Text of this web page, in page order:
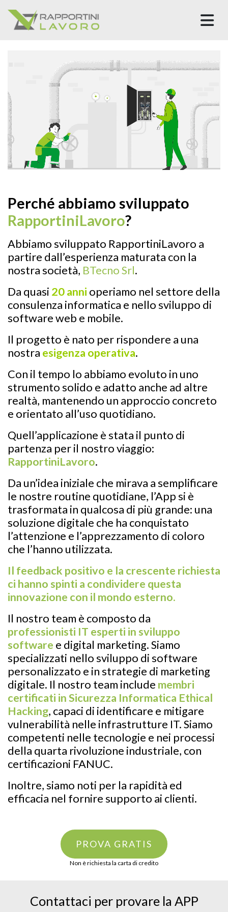
Perché abbiamo sviluppato
RapportiniLavoro?
Abbiamo sviluppato RapportiniLavoro a
partire dall’esperienza maturata con la
nostra società, BTecno Srl.
Da quasi 20 anni operiamo nel settore della
consulenza informatica e nello sviluppo di
software web e mobile.
Il progetto è nato per rispondere a una
nostra esigenza operativa.
Con il tempo lo abbiamo evoluto in uno
strumento solido e adatto anche ad altre
realtà, mantenendo un approccio concreto
e orientato all’uso quotidiano.
Quell’applicazione è stata il punto di
partenza per il nostro viaggio:
RapportiniLavoro.
Da un’idea iniziale che mirava a semplificare
le nostre routine quotidiane, l’App si è
trasformata in qualcosa di più grande: una
soluzione digitale che ha conquistato
l’attenzione e l’apprezzamento di coloro
che l’hanno utilizzata.
Il feedback positivo e la crescente richiesta
ci hanno spinti a condividere questa
innovazione con il mondo esterno.
Il nostro team è composto da
professionisti IT esperti in sviluppo
software e digital marketing. Siamo
specializzati nello sviluppo di software
personalizzato e in strategie di marketing
digitale. Il nostro team include membri
certificati in Sicurezza Informatica Ethical
Hacking, capaci di identificare e mitigare
vulnerabilità nelle infrastrutture IT. Siamo
competenti nelle tecnologie e nei processi
della quarta rivoluzione industriale, con
certificazioni FANUC.
Inoltre, siamo noti per la rapidità ed
efficacia nel fornire supporto ai clienti.
PROVA GRATIS
Non è richiesta la carta di credito
Contattaci per provare la APP